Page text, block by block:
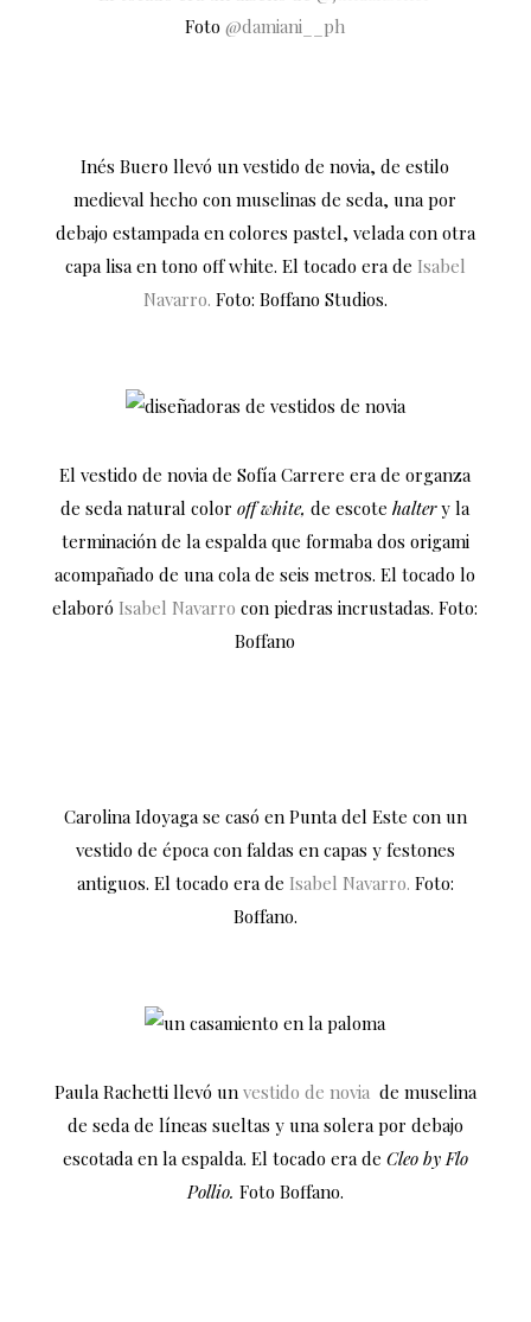
Foto@damiani__ph
Inés Buero llevó un vestido de novia, de estilo
medieval hecho con muselinas de seda, una por
debajo estampada en colores pastel, velada con otra
capa lisa en tono off white. El tocado era de Isabel
Navarro. Foto: Boffano Studios.
El vestido de novia de Sofía Carrere era de organza
de seda natural coloroff white,de escote haltery la
terminación de la espalda que formaba dos origami
acompañado de una cola de seis metros. El tocado lo
elaboró Isabel Navarro con piedras incrustadas. Foto:
Boffano
Carolina Idoyaga se casó en Punta del Este con un
vestido de época con faldas en capas y festones
antiguos. El tocado era de Isabel Navarro. Foto:
Boffano.
Paula Rachetti llevó un vestido de noviade muselina
de seda de líneas sueltas y una solera por debajo
escotada en la espalda. El tocado era de Cleo by Flo
Pollio. Foto Boffano.